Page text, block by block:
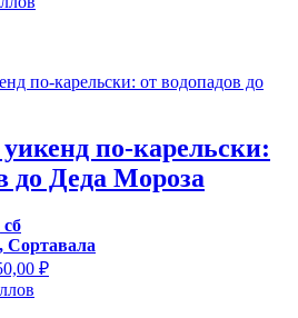
13
по-карельски:
до Деда Мороза
сб
Сортавала
₽Текущая